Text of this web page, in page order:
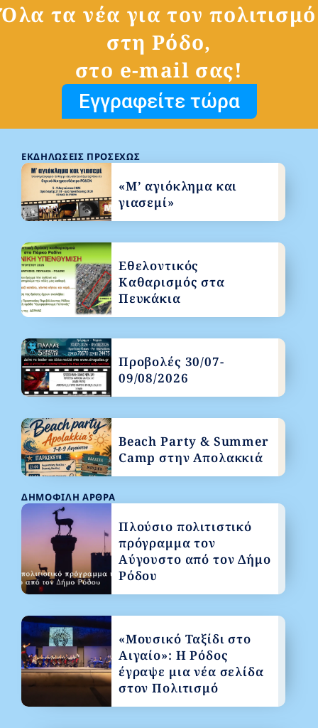
Όλα τα νέα για τον πολιτισμό
στη Ρόδο,
στο e-mail σας!
Εγγραφείτε τώρα
ΔΗΜΟΦΙΛΉ ΆΡΘΡΑ
Πλούσιο πολιτιστικό
πρόγραμμα τον
Αύγουστο από τον Δήμο
Ρόδου
«Μουσικό Ταξίδι στο
Αιγαίο»: Η Ρόδος
έγραψε μια νέα σελίδα
στον Πολιτισμό
ΕΚΔΗΛΏΣΕΙΣ ΠΡΟΣΕΧΏΣ
«Μ’ αγιόκλημα και
γιασεμί»
Εθελοντικός
Καθαρισμός στα
Πευκάκια
Προβολές 30/07-
09/08/2026
Beach Party & Summer
Camp στην Απολακκιά